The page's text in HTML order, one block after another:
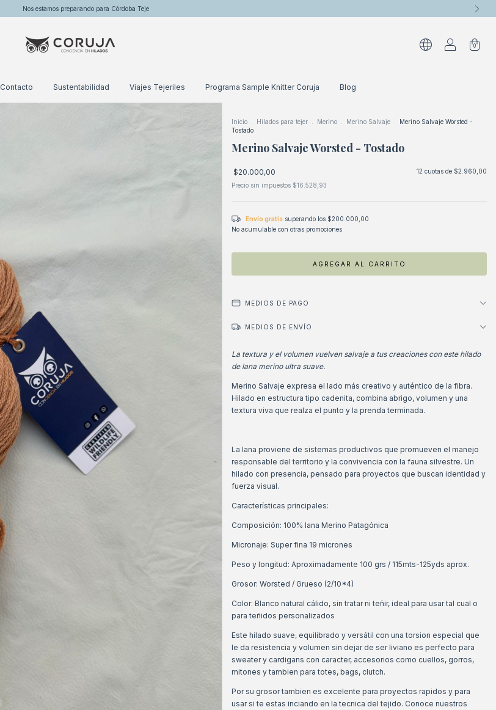
Nos estamos preparando para Córdoba Teje
0
Contacto Sustentabilidad Viajes Tejeriles Programa Sample Knitter Coruja Blog
Inicio Hilados para tejer Merino Merino Salvaje
Merino Salvaje Worsted -
Tostado
Merino Salvaje Worsted - Tostado
$20.000,00 12 cuotas de $2.960,00
Precio sin impuestos $16.528,93
Envío gratis superando los $200.000,00
No acumulable con otras promociones
MEDIOS DE PAGO
MEDIOS DE ENVÍO
La textura y el volumen vuelven salvaje a tus creaciones con este hilado
de lana merino ultra suave.
Merino Salvaje expresa el lado más creativo y auténtico de la fibra.
Hilado en estructura tipo cadenita, combina abrigo, volumen y una
textura viva que realza el punto y la prenda terminada.
La lana proviene de sistemas productivos que promueven el manejo
responsable del territorio y la convivencia con la fauna silvestre. Un
hilado con presencia, pensado para proyectos que buscan identidad y
fuerza visual.
Características principales:
Composición: 100% lana Merino Patagónica
Micronaje: Super fina 19 micrones
Peso y longitud: Aproximadamente 100 grs / 115mts-125yds aprox.
Grosor: Worsted / Grueso (2/10*4)
Color: Blanco natural cálido, sin tratar ni teñir, ideal para usar tal cual o
para teñidos personalizados
Este hilado suave, equilibrado y versátil con una torsion especial que
le da resistencia y volumen sin dejar de ser liviano es perfecto para
sweater y cardigans con caracter, accesorios como cuellos, gorros,
mitones y tambien para totes, bags, clutch.
Por su grosor tambien es excelente para proyectos rapidos y para
usar si te estas inciando en la tecnica del tejido. Conoce nuestros